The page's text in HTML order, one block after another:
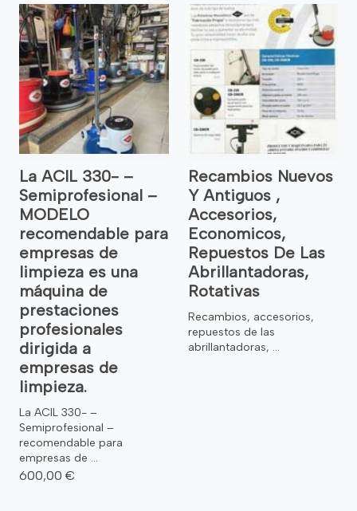
La ACIL 330- –
Semiprofesional –
MODELO
recomendable para
empresas de
limpieza es una
máquina de
prestaciones
profesionales
dirigida a
empresas de
limpieza.
La ACIL 330- –
Semiprofesional –
recomendable para
empresas de ...
600,00 €
Recambios Nuevos
Y Antiguos ,
Accesorios,
Economicos,
Repuestos De Las
Abrillantadoras,
Rotativas
Recambios, accesorios,
repuestos de las
abrillantadoras, ...